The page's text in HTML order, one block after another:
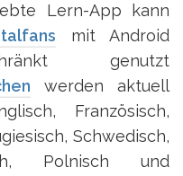
Lern-App kann
mit Android
genutzt
werden aktuell
Französisch,
Schwedisch,
Polnisch und